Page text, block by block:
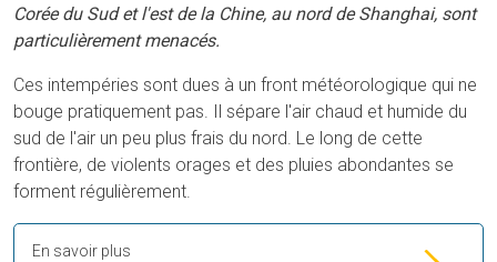
Corée du Sud et l'est de la Chine, au nord de Shanghai, sont
particulièrement menacés.
Ces intempéries sont dues à un front météorologique qui ne
bouge pratiquement pas. Il sépare l'air chaud et humide du
sud de l'air un peu plus frais du nord. Le long de cette
frontière, de violents orages et des pluies abondantes se
forment régulièrement.
En savoir plus